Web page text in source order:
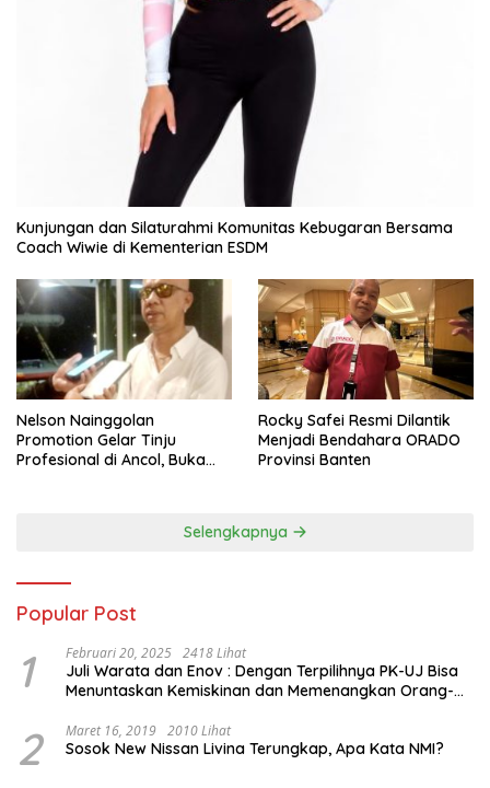
Kunjungan dan Silaturahmi Komunitas Kebugaran Bersama
Coach Wiwie di Kementerian ESDM
Nelson Nainggolan
Promotion Gelar Tinju
Profesional di Ancol, Buka
Rocky Safei Resmi Dilantik
Menjadi Bendahara ORADO
Provinsi Banten
Selengkapnya
Popular Post
1 Februari 20, 2025 2418 Lihat
Juli Warata dan Enov : Dengan Terpilihnya PK-UJ Bisa
Menuntaskan Kemiskinan dan Memenangkan Orang-
2 Maret 16, 2019 2010 Lihat
Sosok New Nissan Livina Terungkap, Apa Kata NMI?